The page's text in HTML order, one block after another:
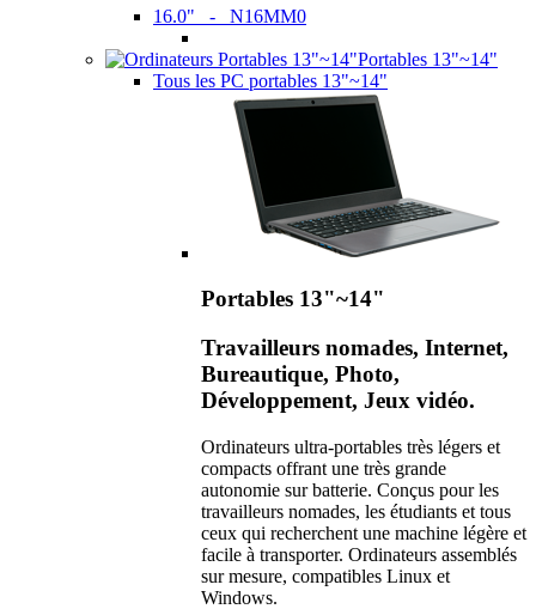
16.0" - N16MM0
Portables 13"~14"
Tous les PC portables 13"~14"
Portables 13"~14"
Travailleurs nomades, Internet,
Bureautique, Photo,
Développement, Jeux vidéo.
Ordinateurs ultra-portables très légers et
compacts offrant une très grande
autonomie sur batterie. Conçus pour les
travailleurs nomades, les étudiants et tous
ceux qui recherchent une machine légère et
facile à transporter. Ordinateurs assemblés
sur mesure, compatibles Linux et
Windows.